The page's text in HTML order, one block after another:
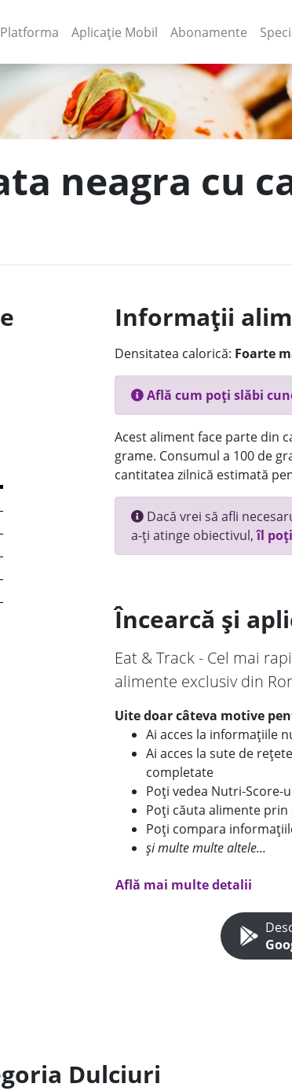
Platforma (current)
Aplicație Mobil (current)
Abonamente
neagra cu
Informații
Densitatea calorică: Foarte
Află cum poți slăbi
Acest aliment face parte din
grame. Consumul a 100 de
cantitatea zilnică estimată
Dacă vrei să afli
a-ți atinge obiectivul,îl
Încearcă și
Eat & Track - Cel mai
alimente exclusiv din
Uite doar câteva motive
Ai acces la informațiile
Ai acces la sute de
completate
Poți vedea Nutri-Score-
Poți căuta alimente
Poți compara
și multe multe altele...
Află mai multe detalii
Dulciuri